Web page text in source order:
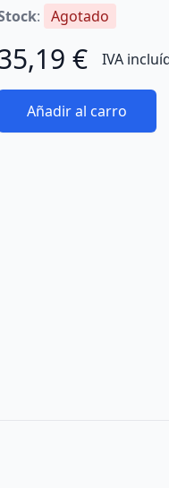
: Agotado
€ IVA
Añadir al carro